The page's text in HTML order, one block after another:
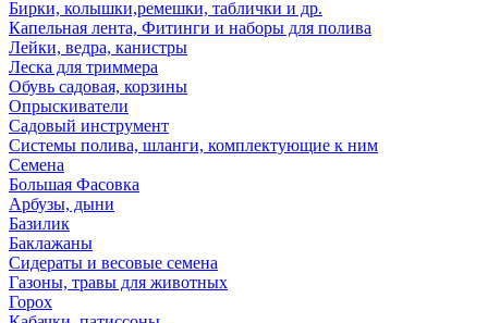
Бирки, колышки,ремешки, таблички и др.
Капельная лента, Фитинги и наборы для полива
Лейки, ведра, канистры
Леска для триммера
Обувь садовая, корзины
Опрыскиватели
Садовый инструмент
Системы полива, шланги, комплектующие к ним
Семена
Большая Фасовка
Арбузы, дыни
Базилик
Баклажаны
Сидераты и весовые семена
Газоны, травы для животных
Горох